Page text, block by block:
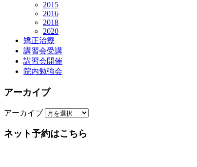
2015
2016
2018
2020
矯正治療
講習会受講
講習会開催
院内勉強会
アーカイブ
アーカイブ
ネット予約はこちら